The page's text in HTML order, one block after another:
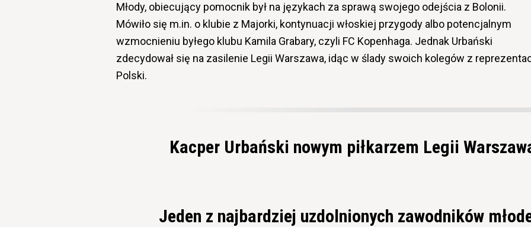
Młody, obiecujący pomocnik był na językach za sprawą swojego odejścia z Bolonii.
Mówiło się m.in. o klubie z Majorki, kontynuacji włoskiej przygody albo potencjalnym
wzmocnieniu byłego klubu Kamila Grabary, czyli FC Kopenhaga. Jednak Urbański
zdecydował się na zasilenie Legii Warszawa, idąc w ślady swoich kolegów z
Polski.
Kacper Urbański nowym piłkarzem Legii
Jeden z najbardziej uzdolnionych zawodników